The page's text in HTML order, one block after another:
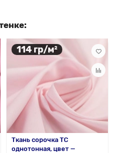
114 гр/м²
Ткань сорочка ТС
однотонная, цвет —